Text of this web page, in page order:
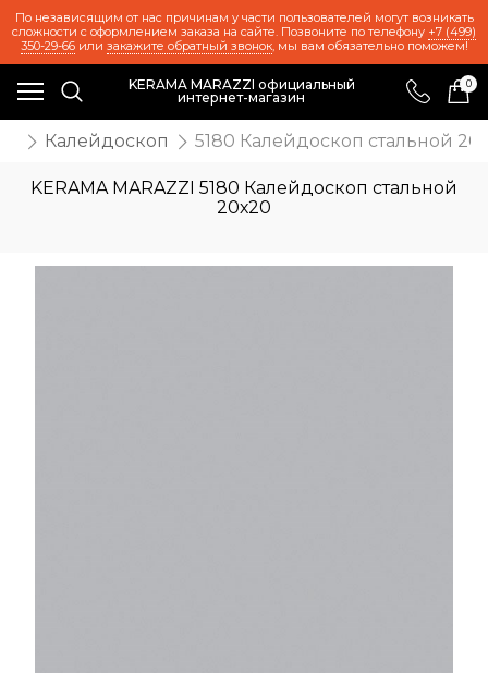
По независящим от нас причинам у части пользователей могут возникать
сложности с оформлением заказа на сайте. Позвоните по телефону +7 (499)
350-29-66или закажите обратный звонок, мы вам обязательно поможем!
KERAMA MARAZZI официальный
интернет-магазин
0
Калейдоскоп 5180 Калейдоскоп стальной
KERAMA MARAZZI 5180 Калейдоскоп стальной
20х20